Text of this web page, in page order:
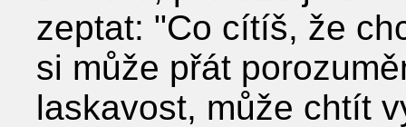
zeptat: "Co cítíš, že
si může přát
laskavost, může chtít